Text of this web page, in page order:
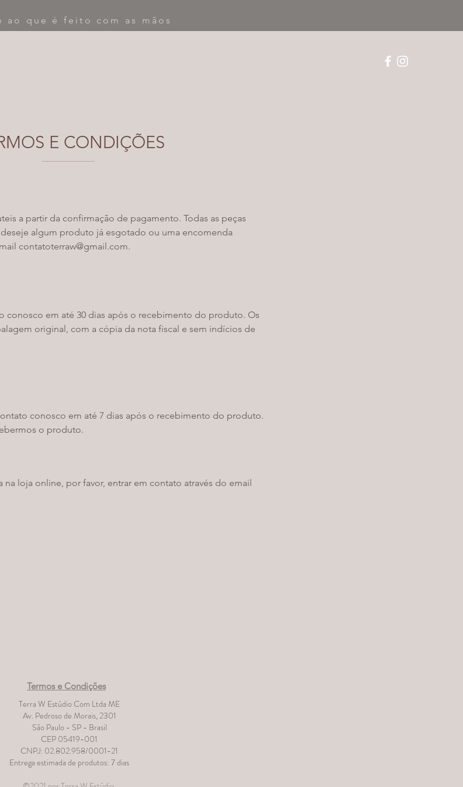
ao que é feito com as mãos
E CONDIÇÕES
a partir da confirmação de pagamento. Todas as peças
algum produto já esgotado ou uma encomenda
contatoterraw@gmail.com.
conosco em até 30 dias após o recebimento do produto. Os
original, com a cópia da nota fiscal e sem indícios de
conosco em até 7 dias após o recebimento do produto.
o produto.
loja online, por favor, entrar em contato através do email
Termos e Condições
Terra W Estúdio Com Ltda ME
Av. Pedroso de Morais, 2301
Sâo Paulo - SP - Brasil
CEP 05419-001
CNPJ: 02.802.958/0001-21
Entrega estimada de produtos: 7 dias